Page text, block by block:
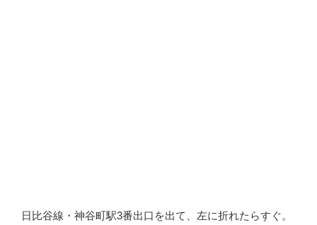
日比谷線・神谷町駅3番出口を出て、左に折れたらすぐ。